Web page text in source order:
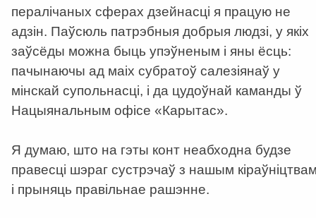
пералічаных сферах дзейнасці я працую не
адзін. Паўсюль патрэбныя добрыя людзі, у якіх
заўсёды можна быць упэўненым і яны ёсць:
пачынаючы ад маіх субратоў салезіянаў у
мінскай супольнасці, і да цудоўнай каманды ў
Нацыянальным офісе «Карытас».
Я думаю, што на гэты конт неабходна будзе
правесці шэраг сустрэчаў з нашым
і прыняць правільнае рашэнне.